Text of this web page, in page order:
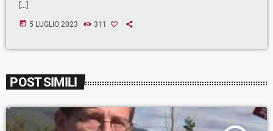
[…]
today 5 LUGLIO 2023 311
POST SIMILI